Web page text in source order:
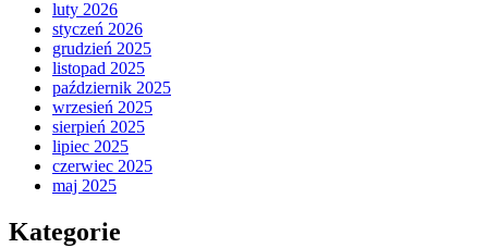
luty 2026
styczeń 2026
grudzień 2025
listopad 2025
październik 2025
wrzesień 2025
sierpień 2025
lipiec 2025
czerwiec 2025
maj 2025
Kategorie